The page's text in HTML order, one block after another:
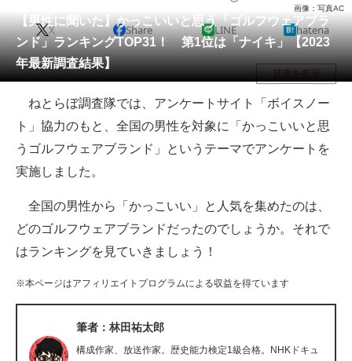
会員記事
メディア
注目記事を集めた総合ページ
ITの今と未来を見通す
スマホと通信の最新トレンド
好きが集まる 比べて選べる
ビジネスと働き方のヒント
AI活用のいまが分かる
企業ITのトレンドを詳説
経営リーダーのコミュニティ
【男性に聞いた】かっこいいと思う「ゴルフウェアブラ
ンド」ランキングTOP31！ 第1位は「ナイキ」【2023
年最新調査結果】
画像：写真AC
X Share LINE hatena
目次を表示
ねとらぼ調査隊では、アンケートサイト「ボイスノー
ト」協力のもと、全国の男性を対象に「かっこいいと思
うゴルフウェアブランド」というテーマでアンケートを
実施しました。
全国の男性から「かっこいい」と人気を集めたのは、
どのゴルフウェアブランドだったのでしょうか。それで
はランキングを見ていきましょう！
※本ページはアフィリエイトプログラムによる収益を得ています
筆者：林田祐太郎
構成作家、放送作家。歴史能力検定1級合格。NHKドキュ